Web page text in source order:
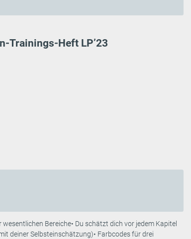
Trainings-Heft LP’23
Bereiche• Du schätzt dich vor jedem Kapitel
deiner Selbsteinschätzung)• Farbcodes für drei